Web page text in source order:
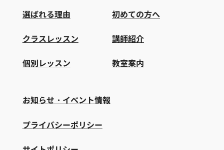
選ばれる理由
クラスレッスン
個別レッスン
初めての方へ
講師紹介
教室案内
お知らせ・イベント情報
プライバシーポリシー